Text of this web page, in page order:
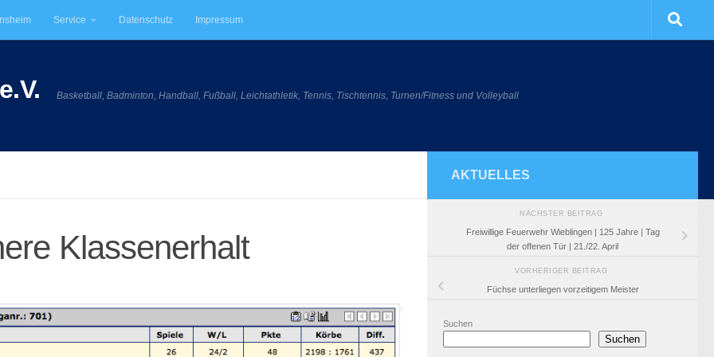
Service Datenschutz Impressum
Basketball, Badminton, Handball, Fußball, Leichtathletik, Tennis, Tischtennis, Turnen/Fitness und Volleyball
Klassenerhalt
AKTUELLES
NÄCHSTER BEITRAG
Freiwillige Feuerwehr Wieblingen | 125 Jahre | Tag
der offenen Tür | 21./22. April
VORHERIGER BEITRAG
Füchse unterliegen vorzeitigem Meister
Suchen
Suchen